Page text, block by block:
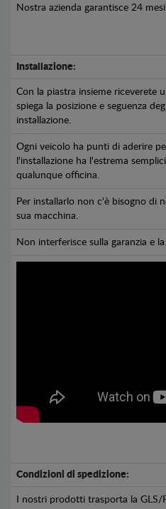
Nostra azienda garantisce 24
Installazione:
Con la piastra insieme riceverete
spiega la posizione e seguenza
installazione.
Ogni veicolo ha punti di aderire
l'installazione ha l'estrema
qualunque officina.
Per installarlo non c'è bisogno di
sua macchina.
Non interferisce sulla garanzia e
Condizioni di spedizione:
I nostri prodotti trasporta la GLS/